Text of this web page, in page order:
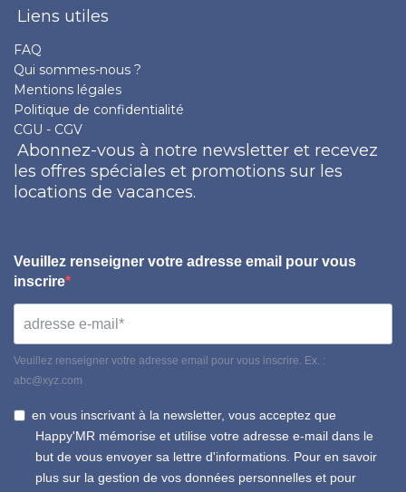
Liens utiles
FAQ
Qui sommes-nous ?
Mentions légales
Politique de confidentialité
CGU - CGV
Abonnez-vous à notre newsletter et recevez
les offres spéciales et promotions sur les
locations de vacances.
Veuillez renseigner votre adresse email pour vous
inscrire
Veuillez renseigner votre adresse email pour vous inscrire. Ex. :
abc@xyz.com
en vous inscrivant à la newsletter, vous acceptez que
Happy'MR mémorise et utilise votre adresse e-mail dans le
but de vous envoyer sa lettre d'informations. Pour en savoir
plus sur la gestion de vos données personnelles et pour